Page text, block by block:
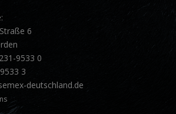
6
9533 0
3
deutschland.de